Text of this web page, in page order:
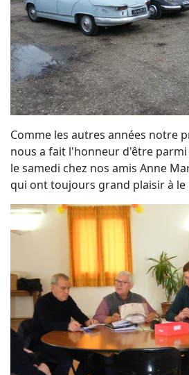
Comme les autres années notre
nous a fait l'honneur d'être
le samedi chez nos amis Anne
qui ont toujours grand plaisir à le